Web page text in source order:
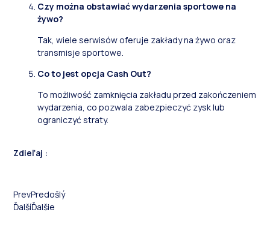
Czy można obstawiać wydarzenia sportowe na
żywo?
Tak, wiele serwisów oferuje zakłady na żywo oraz
transmisje sportowe.
Co to jest opcja Cash Out?
To możliwość zamknięcia zakładu przed zakończeniem
wydarzenia, co pozwala zabezpieczyć zysk lub
ograniczyć straty.
Zdieľaj :
PrevPredošlý
ĎalšíĎalšie